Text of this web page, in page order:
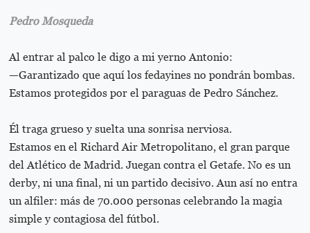
Pedro Mosqueda
Al entrar al palco le digo a mi yerno Antonio:
—Garantizado que aquí los fedayines no pondrán bombas.
Estamos protegidos por el paraguas de Pedro Sánchez.
Él traga grueso y suelta una sonrisa nerviosa.
Estamos en el Richard Air Metropolitano, el gran parque
del Atlético de Madrid. Juegan contra el Getafe. No es un
derby, ni una final, ni un partido decisivo. Aun así no entra
un alfiler: más de 70.000 personas celebrando la magia
simple y contagiosa del fútbol.